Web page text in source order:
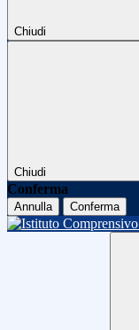
Chiudi
Chiudi
Conferma
Annulla Conferma